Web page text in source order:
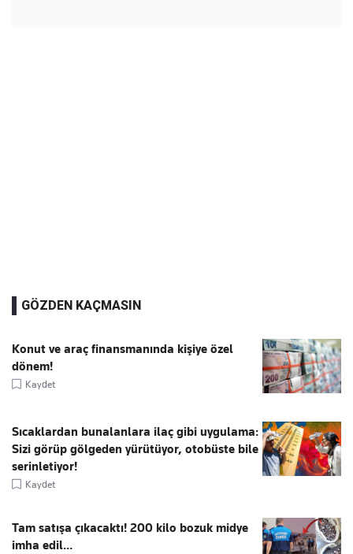
GÖZDEN KAÇMASIN
Konut ve araç finansmanında kişiye özel
dönem!
Kaydet
Sıcaklardan bunalanlara ilaç gibi uygulama:
Sizi görüp gölgeden yürütüyor, otobüste bile
serinletiyor!
Kaydet
Tam satışa çıkacaktı! 200 kilo bozuk midye
imha edil...